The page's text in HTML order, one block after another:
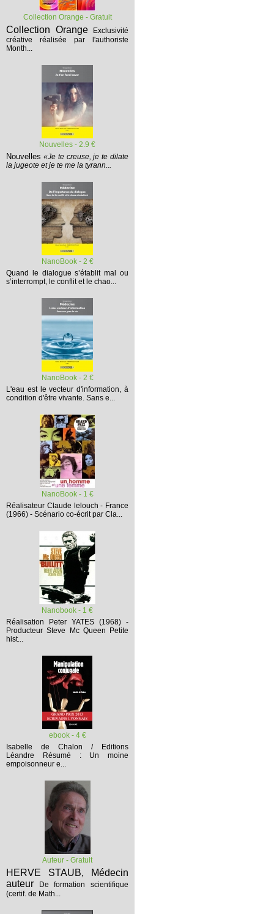
Collection Orange - Gratuit
Collection Orange
Exclusivité
créative réalisée par l'authoriste
Month...
Nouvelles - 2.9 €
Nouvelles «Je te creuse, je te dilate
la jugeote et je te me la tyrann...
NanoBook - 2 €
Quand le dialogue s’établit mal ou
s’interrompt, le conflit et le chao...
NanoBook - 2 €
L'eau est le vecteur d'information, à
condition d'être vivante. Sans e...
NanoBook - 1 €
Réalisateur Claude lelouch - France
(1966) - Scénario co-écrit par Cla...
Nanobook - 1 €
Réalisation Peter YATES (1968) -
Producteur Steve Mc Queen
Petite
hist...
ebook - 4 €
Isabelle de Chalon / Editions
Léandre
Résumé :
Un moine
empoisonneur e...
Auteur - Gratuit
HERVE STAUB, Médecin
auteur
De formation scientifique
(certif. de Math...